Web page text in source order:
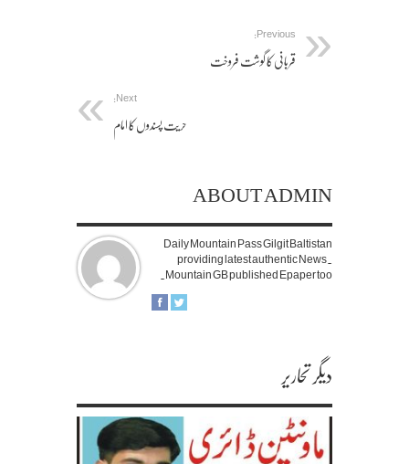
Previous:
قربانی کا گوشت فروخت
Next:
حریت پسندوں کا امام
ABOUT ADMIN
Daily Mountain Pass Gilgit Baltistan
providing latest authentic News.
Mountain GB published Epaper too.
دیگر تحاریر